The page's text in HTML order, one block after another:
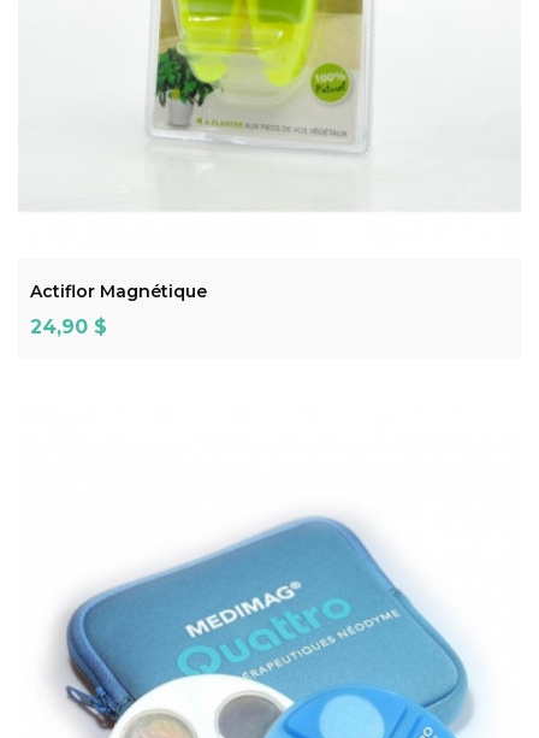
Actiflor Magnétique
Prix
24,90 $